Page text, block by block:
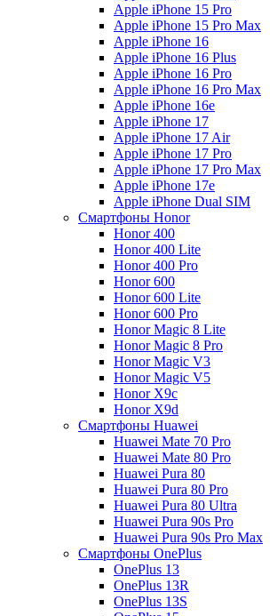
Apple iPhone 15 Pro
Apple iPhone 15 Pro Max
Apple iPhone 16
Apple iPhone 16 Plus
Apple iPhone 16 Pro
Apple iPhone 16 Pro Max
Apple iPhone 16e
Apple iPhone 17
Apple iPhone 17 Air
Apple iPhone 17 Pro
Apple iPhone 17 Pro Max
Apple iPhone 17e
Apple iPhone Dual SIM
Смартфоны Honor
Honor 400
Honor 400 Lite
Honor 400 Pro
Honor 600
Honor 600 Lite
Honor 600 Pro
Honor Magic 8 Lite
Honor Magic 8 Pro
Honor Magic V3
Honor Magic V5
Honor X9c
Honor X9d
Смартфоны Huawei
Huawei Mate 70 Pro
Huawei Mate 80 Pro
Huawei Pura 80
Huawei Pura 80 Pro
Huawei Pura 80 Ultra
Huawei Pura 90s Pro
Huawei Pura 90s Pro Max
Смартфоны OnePlus
OnePlus 13
OnePlus 13R
OnePlus 13S